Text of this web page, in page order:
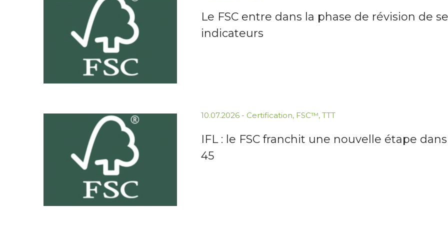
Le FSC entre dans la phase de révision de
indicateurs
10.07.2026 - Certification, FSC™, TTT
IFL : le FSC franchit une nouvelle étape
45